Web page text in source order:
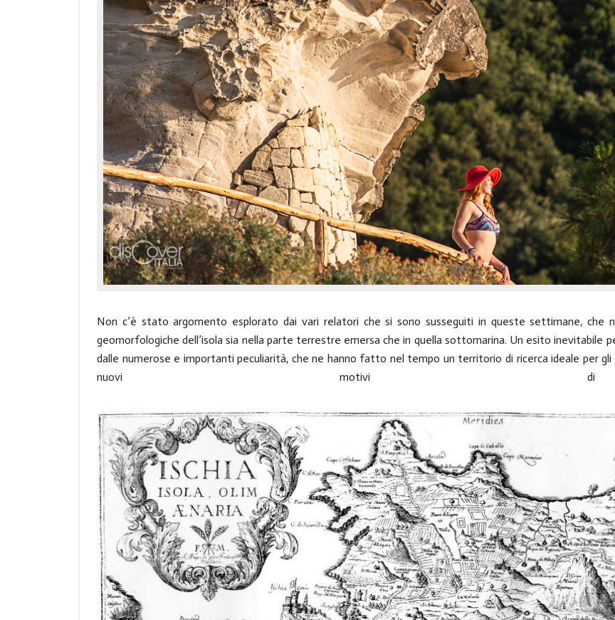
Non c’è stato argomento esplorato dai vari relatori che si sono susseguiti in queste settimane, che
geomorfologiche dell’isola sia nella parte terrestre emersa che in quella sottomarina. Un esito inevitabile
dalle numerose e importanti peculiarità, che ne hanno fatto nel tempo un territorio di ricerca ideale per gli
nuovi motivi di